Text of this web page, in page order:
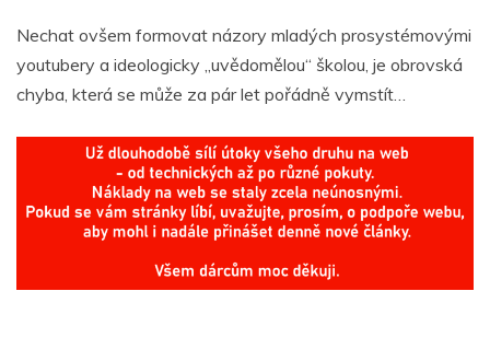
Nechat ovšem formovat názory mladých prosystémovými
youtubery a ideologicky „uvědomělou“ školou, je obrovská
chyba, která se může za pár let pořádně vymstít…